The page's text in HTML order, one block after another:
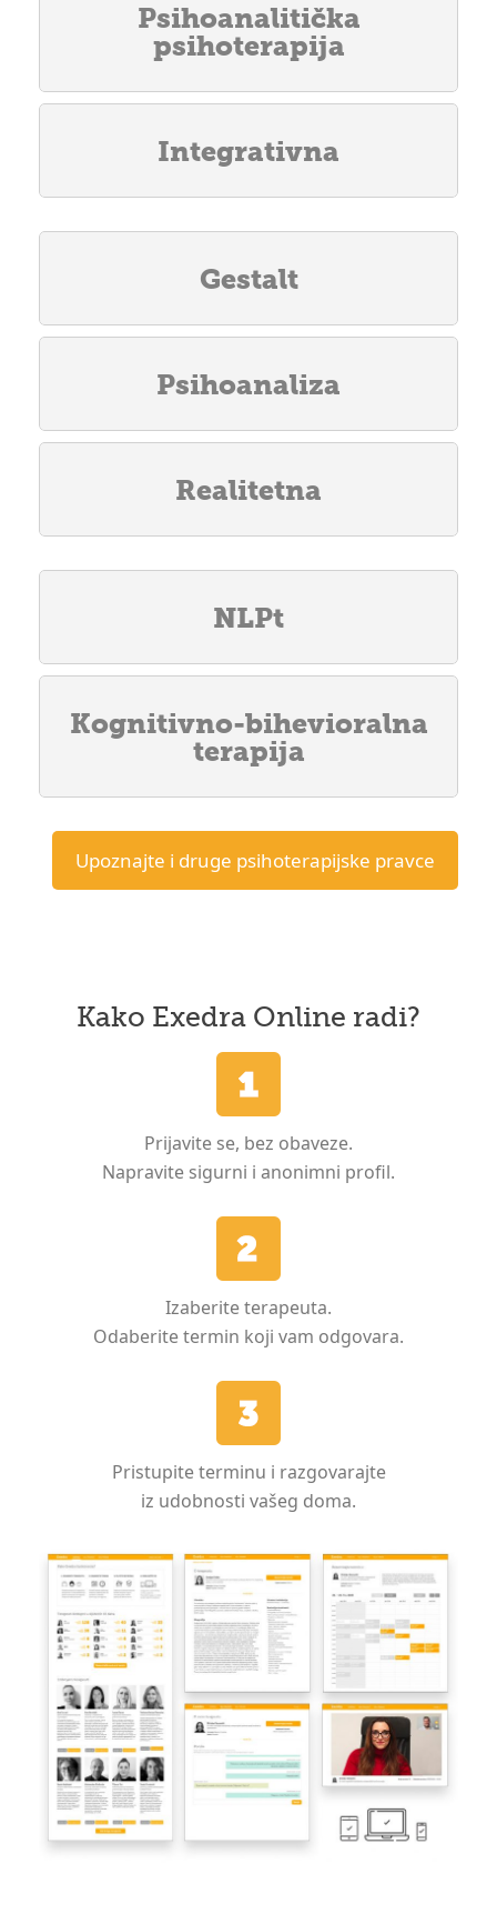
Psihoanalitička
psihoterapija
Integrativna
Gestalt
Psihoanaliza
Realitetna
NLPt
Kognitivno-bihevioralna
terapija
Upoznajte i druge psihoterapijske pravce
Kako Exedra Online radi?
Prijavite se, bez obaveze.
Napravite sigurni i anonimni profil.
Izaberite terapeuta.
Odaberite termin koji vam odgovara.
Pristupite terminu i razgovarajte
iz udobnosti vašeg doma.